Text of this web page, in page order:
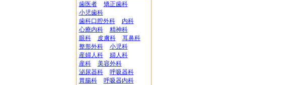
歯医者
矯正歯科
小児歯科
歯科口腔外科
内科
心療内科
精神科
眼科
皮膚科
耳鼻科
整形外科
小児科
産婦人科
婦人科
産科
美容外科
泌尿器科
呼吸器科
胃腸科
呼吸器内科